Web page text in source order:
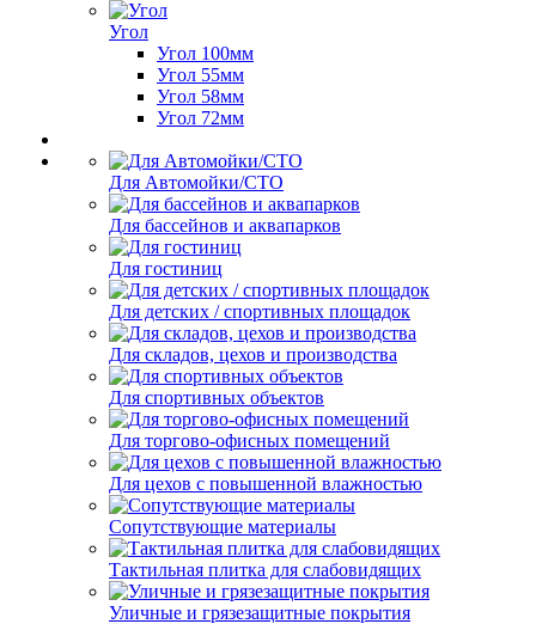
Угол
Угол 100мм
Угол 55мм
Угол 58мм
Угол 72мм
Для Автомойки/СТО
Для бассейнов и аквапарков
Для гостиниц
Для детских / спортивных площадок
Для складов, цехов и производства
Для спортивных объектов
Для торгово-офисных помещений
Для цехов с повышенной влажностью
Сопутствующие материалы
Тактильная плитка для слабовидящих
Уличные и грязезащитные покрытия